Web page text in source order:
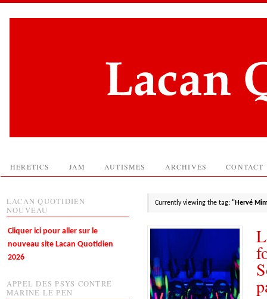
HERETICS JAM AUTISMES ARCHIVES CONTACT
Currently viewing the tag: "Hervé
LACAN QUOTIDIEN
NOUVEAU
Cliquer ici pour aller sur le
nouveau site Lacan Quotidien
2026
APPEL DES PSYS CONTRE
MARINE LE PEN